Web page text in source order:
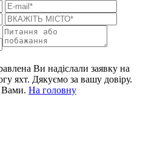
Ви надіслали заявку на
яхт. Дякуємо за вашу довіру.
Вами. На головну